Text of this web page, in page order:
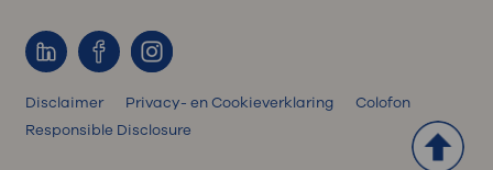
Disclaimer Privacy- en Cookieverklaring
Colofon
Responsible Disclosure